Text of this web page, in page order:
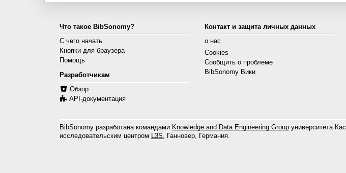
Что такое BibSonomy?
С чего начать
Кнопки для браузера
Помощь
Разработчикам
Обзор
API-документация
Контакт и защита личных данных
о нас
Cookies
Сообщить о проблеме
BibSonomy Вики
BibSonomy разработана командами Knowledge and Data Engineering Group университета
исследовательским центром L3S, Ганновер, Германия.